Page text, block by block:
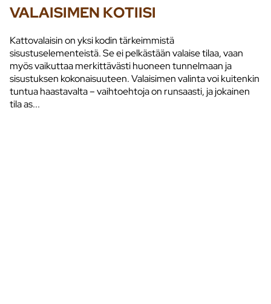
VALAISIMEN KOTIISI
Kattovalaisin on yksi kodin tärkeimmistä
sisustuselementeistä. Se ei pelkästään valaise tilaa, vaan
myös vaikuttaa merkittävästi huoneen tunnelmaan ja
sisustuksen kokonaisuuteen. Valaisimen valinta voi kuitenkin
tuntua haastavalta – vaihtoehtoja on runsaasti, ja jokainen
tila as...